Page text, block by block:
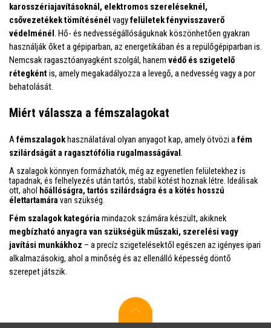
karosszériajavításoknál, elektromos szereléseknél,
csővezetékek tömítésénél vagyfelületek fényvisszaverő
védelménél. Hő- és nedvességállóságuknak köszönhetően gyakran
használják őket a gépiparban, az energetikában és a repülőgépiparban is.
Nemcsak ragasztóanyagként szolgál, hanem védő és szigetelő
rétegkéntis, amely megakadályozza a levegő, a nedvesség vagy a por
behatolását.
Miért válassza a fémszalagokat
Afémszalagokhasználatával olyan anyagot kap, amely ötvözi afém
szilárdságát a ragasztófólia rugalmasságával.
A szalagok könnyen formázhatók, még az egyenetlen felületekhez is
tapadnak, és felhelyezés után tartós, stabil kötést hoznak létre. Ideálisak
ott, ahol
hőállóságra, tartós szilárdságra és a kötés hosszú
élettartamára van szükség.
Fém szalagok kategóriamindazok számára készült, akiknek
megbízható anyagra van szükségük műszaki, szerelési vagy
javítási munkákhoz – a precíz szigetelésektől egészen az igényes ipari
alkalmazásokig, ahol a minőség és az ellenálló képesség döntő
szerepet játszik.